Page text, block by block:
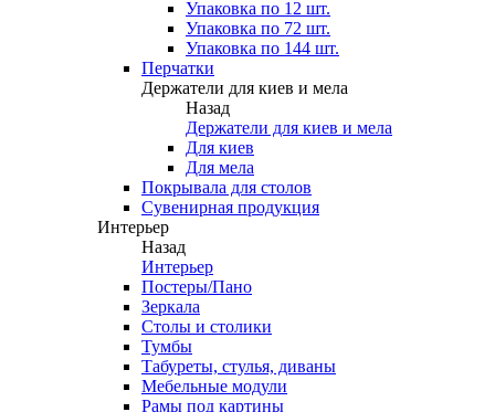
Упаковка по 12 шт.
Упаковка по 72 шт.
Упаковка по 144 шт.
Перчатки
Держатели для киев и мела
Назад
Держатели для киев и мела
Для киев
Для мела
Покрывала для столов
Сувенирная продукция
Интерьер
Назад
Интерьер
Постеры/Пано
Зеркала
Столы и столики
Тумбы
Табуреты, стулья, диваны
Мебельные модули
Рамы под картины